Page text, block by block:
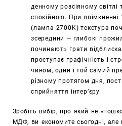
денному розсіяному
спокійною. При ввімкненні
(лампа 2700K) текстура
зсередини — глибокі
починають грати
проступає графічність і
чином, один і той самий
різному протягом дня,
сприйняття інтер’єру.
Зробіть вибір, про який не
МДФ, ви економите сьогодні, але